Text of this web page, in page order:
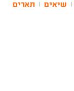
שיאים תארים